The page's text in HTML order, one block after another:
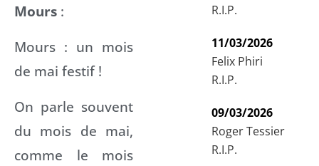
Mours :
Mours : un mois
de mai festif !
On parle souvent
du mois de mai,
comme le mois
R.I.P.
11/03/2026
Felix Phiri
R.I.P.
09/03/2026
Roger Tessier
R.I.P.